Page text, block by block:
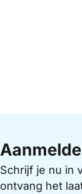
Schrijf je nu in
ontvang het